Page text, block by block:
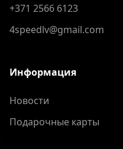
+371 2566 6123
4speedlv@gmail.com
Информация
Новости
Подарочные карты